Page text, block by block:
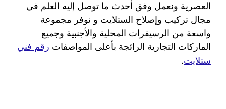
العصرية ونعمل وفق أحدث ما توصل إليه العلم في
مجال تركيب وإصلاح الستلايت و نوفر مجموعة
واسعة من الرسيفرات المحلية والأجنبية وجميع
الماركات التجارية الرائجة بأعلى المواصفات رقم فني
ستلايت.